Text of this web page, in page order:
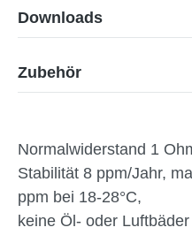
Downloads
Zubehör
Normalwiderstand 1
Stabilität 8 ppm/Jahr,
ppm bei 18-28°C,
keine Öl- oder